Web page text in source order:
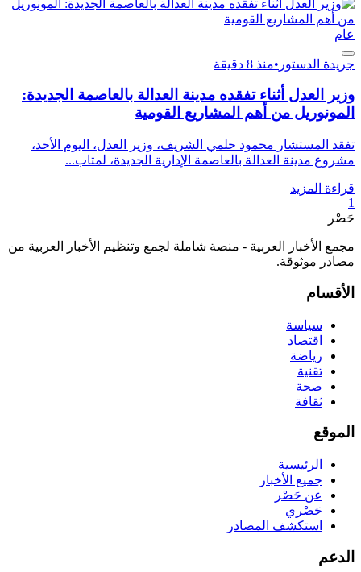
عام
جريدة الدستور •منذ 8 دقيقة
وزير العدل أثناء تفقده مدينة العدالة بالعاصمة الجديدة:
المونوريل من أهم المشاريع القومية
تفقد المستشار محمود حلمي الشريف، وزير العدل، اليوم الأحد،
مشروع مدينة العدالة بالعاصمة الإدارية الجديدة، لمتاب...
قراءة المزيد
1
حَصْر
مجمع الأخبار العربية - منصة شاملة لجمع وتنظيم الأخبار العربية من
مصادر موثوقة.
الأقسام
سياسة
اقتصاد
رياضة
تقنية
صحة
ثقافة
الموقع
الرئيسية
جميع الأخبار
عن حَصْر
حَصْري
استكشف المصادر
الدعم